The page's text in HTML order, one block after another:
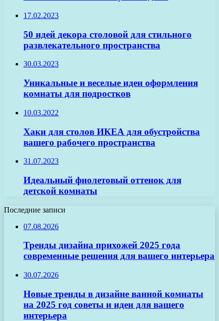
17.02.2023
50 идей декора столовой для стильного
развлекательного пространства
30.03.2023
Уникальные и веселые идеи оформления
комнаты для подростков
10.03.2022
Хаки для столов ИКЕА для обустройства
вашего рабочего пространства
31.07.2023
Идеальный фиолетовый оттенок для
детской комнаты
Последние записи
07.08.2026
Тренды дизайна прихожей 2025 года
современные решения для вашего интерьера
30.07.2026
Новые тренды в дизайне ванной комнаты
на 2025 год советы и идеи для вашего
интерьера